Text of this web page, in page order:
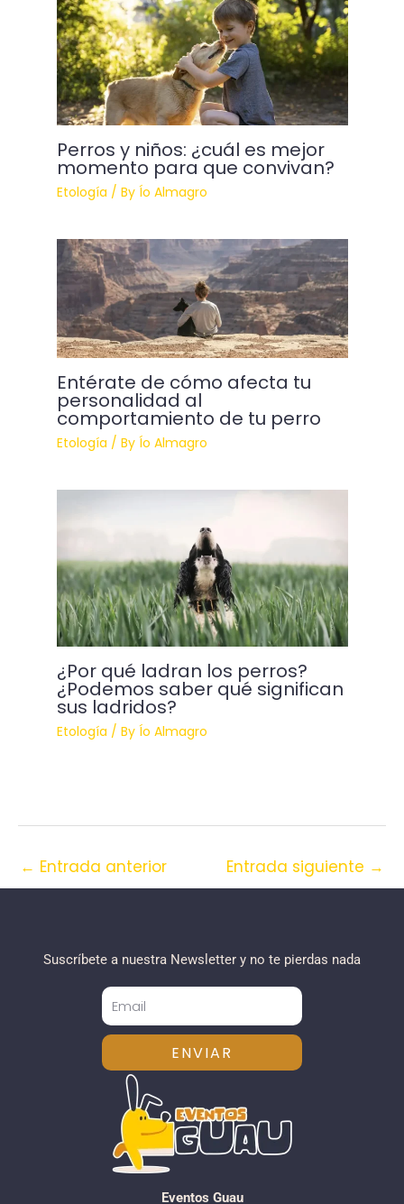
Perros y niños: ¿cuál es mejor
momento para que convivan?
Etología / By Ío Almagro
Entérate de cómo afecta tu
personalidad al
comportamiento de tu perro
Etología / By Ío Almagro
¿Por qué ladran los perros?
¿Podemos saber qué significan
sus ladridos?
Etología / By Ío Almagro
← Entrada anterior Entrada siguiente →
Suscríbete a nuestra Newsletter y no te pierdas nada
ENVIAR
Eventos Guau